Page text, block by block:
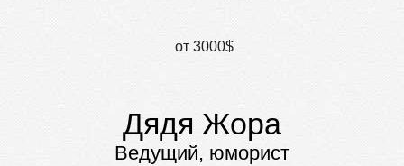
от 3000$
Дядя Жора
Ведущий, юморист